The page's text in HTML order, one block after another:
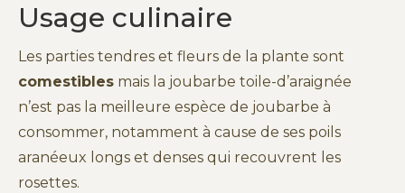
Usage culinaire
Les parties tendres et fleurs de la plante sont
comestibles mais la joubarbe toile-d’araignée
n’est pas la meilleure espèce de joubarbe à
consommer, notamment à cause de ses poils
aranéeux longs et denses qui recouvrent les
rosettes.